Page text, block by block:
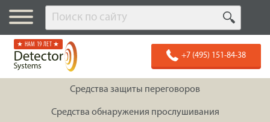
★ НАМ 19 ЛЕТ ★
+7 (495) 151-84-38
Средства защиты переговоров
Средства обнаружения прослушивания